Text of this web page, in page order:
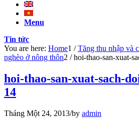
Menu
Tin tức
You are here: Home1 / Tăng thu nhập và
nghèo ở nông thôn2 / hoi-thao-san-xuat-
hoi-thao-san-xuat-sach-
14
Tháng Một 24, 2013/by admin